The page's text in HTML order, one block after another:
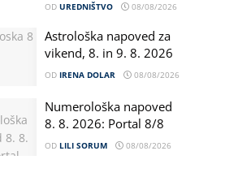
OD UREDNIŠTVO 08/08/2026
Astrološka napoved za
vikend, 8. in 9. 8. 2026
OD IRENA DOLAR 08/08/2026
Numerološka napoved
8. 8. 2026: Portal 8/8
OD LILI SORUM 08/08/2026